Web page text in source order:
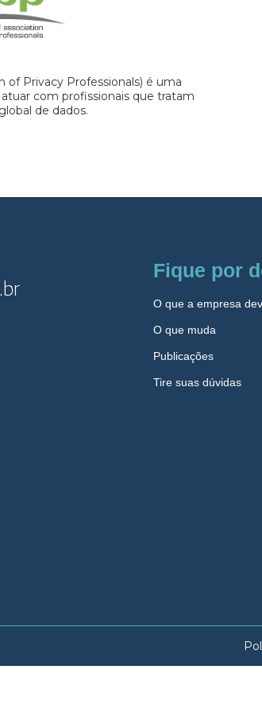
of Privacy Professionals) é uma
com profissionais que tratam
de dados.
Fique por
O que a empresa
O que muda
Publicações
Tire suas dúvidas